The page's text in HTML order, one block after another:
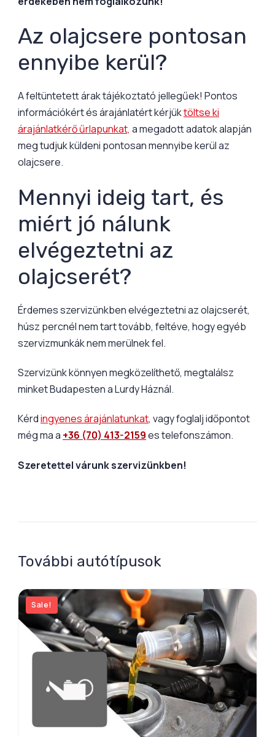
Az olajcsere pontosan
ennyibe kerül?
A feltüntetett árak tájékoztató jellegűek! Pontos
információkért és árajánlatért kérjüktöltse ki
árajánlatkérő űrlapunkat, a megadott adatok alapján
meg tudjuk küldeni pontosan mennyibe kerül az
olajcsere.
Mennyi ideig tart, és
miért jó nálunk
elvégeztetni az
olajcserét?
Érdemes szervizünkben elvégeztetni az olajcserét,
húsz percnél nem tart tovább, feltéve, hogy egyéb
szervizmunkák nem merülnek fel.
Szervizünk könnyen megközelíthető, megtalálsz
minket Budapesten a Lurdy Háznál.
Kérdingyenes árajánlatunkat, vagy foglalj időpontot
még ma a +36 (70) 413-2159es telefonszámon.
Szeretettel várunk szervizünkben!
További autótípusok
Sale!